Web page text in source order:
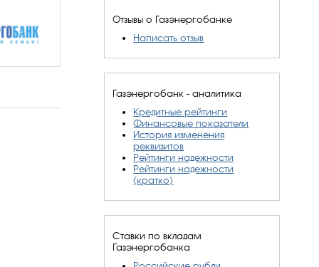
Отзывы о Газэнергобанке
Написать отзыв
Газэнергобанк - аналитика
Кредитные рейтинги
Финансовые показатели
История изменения
реквизитов
Рейтинги надежности
Рейтинги надежности
(кратко)
Ставки по вкладам
Газэнергобанка